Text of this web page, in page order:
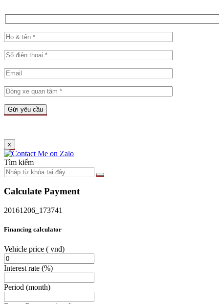
x
Tìm kiếm
Calculate Payment
20161206_173741
Financing calculator
Vehicle price ( vnđ)
Interest rate (%)
Period (month)